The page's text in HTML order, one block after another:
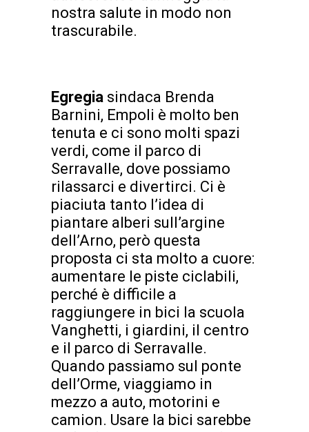
nostra salute in modo non
trascurabile.
Egregia sindaca Brenda
Barnini, Empoli è molto ben
tenuta e ci sono molti spazi
verdi, come il parco di
Serravalle, dove possiamo
rilassarci e divertirci. Ci è
piaciuta tanto l’idea di
piantare alberi sull’argine
dell’Arno, però questa
proposta ci sta molto a cuore:
aumentare le piste ciclabili,
perché è difficile a
raggiungere in bici la scuola
Vanghetti, i giardini, il centro
e il parco di Serravalle.
Quando passiamo sul ponte
dell’Orme, viaggiamo in
mezzo a auto, motorini e
camion. Usare la bici sarebbe